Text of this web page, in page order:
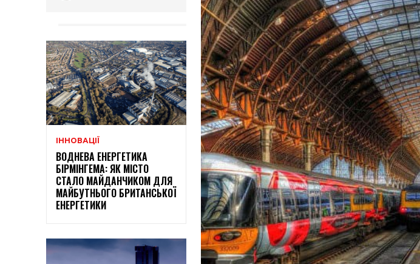
ІННОВАЦІЇ
ВОДНЕВА ЕНЕРГЕТИКА
БІРМІНГЕМА: ЯК МІСТО
СТАЛО МАЙДАНЧИКОМ ДЛЯ
МАЙБУТНЬОГО БРИТАНСЬКОЇ
ЕНЕРГЕТИКИ